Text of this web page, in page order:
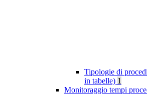
Tipologie di
in tabelle) 1
Monitoraggio tempi